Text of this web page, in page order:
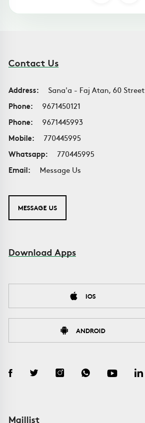
Contact Us
Address:
Sana'a - Faj Atan, 60 Street
Phone:
9671450121
Phone:
9671445993
Mobile:
770445995
Whatsapp:
770445995
Email:
Message Us
MESSAGE US
Download Apps
IOS
ANDROID
Maillist